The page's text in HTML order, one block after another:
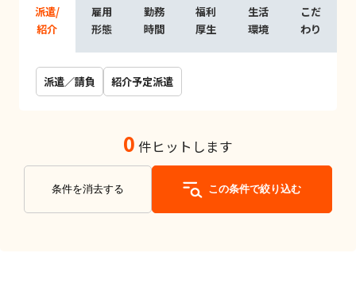
派遣/
紹介
雇用
形態
勤務
時間
福利
厚生
生活
環境
こだ
わり
派遣／請負 紹介予定派遣
0 件ヒットします
条件を消去する この条件で絞り込む